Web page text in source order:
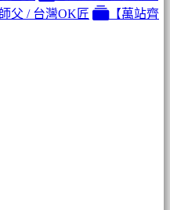
父 / 台灣OK匠
【萬站齊